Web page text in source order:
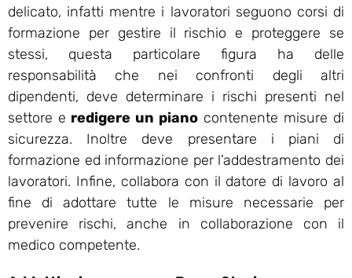
delicato, infatti mentre i lavoratori seguono corsi di
formazione per gestire il rischio e proteggere se
stessi, questa particolare figura ha delle
responsabilità che nei confronti degli altri
dipendenti, deve determinare i rischi presenti nel
settore e redigere un piano contenente misure di
sicurezza. Inoltre deve presentare i piani di
formazione ed informazione per l’addestramento dei
lavoratori. Infine, collabora con il datore di lavoro al
fine di adottare tutte le misure necessarie per
prevenire rischi, anche in collaborazione con il
medico competente.